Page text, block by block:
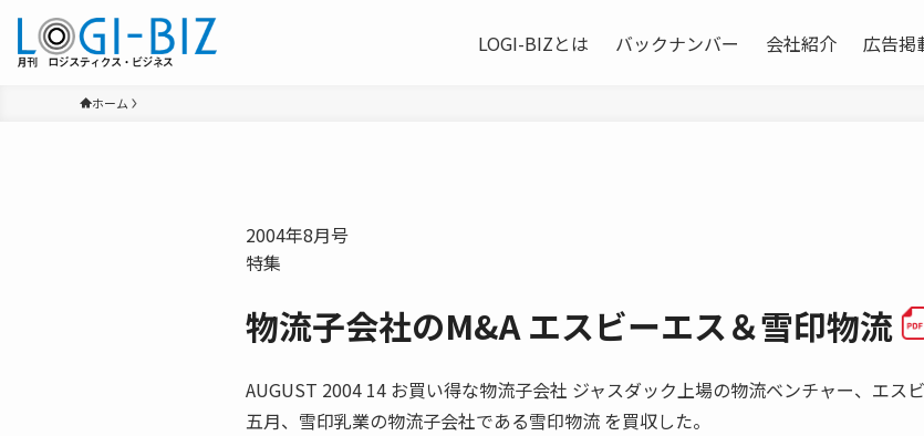
LOGI-BIZとは バックナンバー 会社紹介 広告掲
ホーム
2004年8月号
特集
物流子会社のM&A エスビーエス＆雪印物流
AUGUST 2004 14 お買い得な物流子会社 ジャスダック上場の物流ベンチャー、エス
五月、雪印乳業の物流子会社である雪印物流 を買収した。